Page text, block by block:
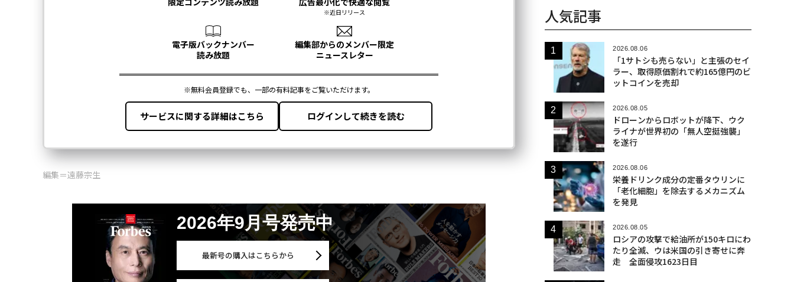
編集＝遠藤宗生
2026年9月号発売中
最新号の購入はこちらから
人気記事
2026.08.06
「1サトシも売らない」と主張のセイ
ラー、取得原価割れで約165億円のビ
ットコインを売却
2026.08.05
ドローンからロボットが降下、ウク
ライナが世界初の「無人空挺強襲」
を遂行
2026.08.06
栄養ドリンク成分の定番タウリンに
「老化細胞」を除去するメカニズム
を発見
2026.08.05
ロシアの攻撃で給油所が150キロにわ
たり全滅、ウは米国の引き寄せに奔
走 全面侵攻1623日目